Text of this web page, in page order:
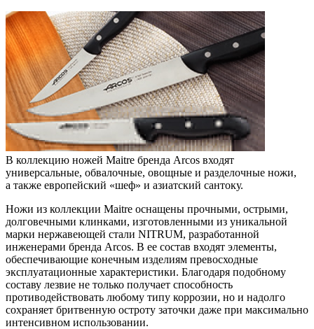
В коллекцию ножей Maitre бренда Arcos входят
универсальные, обвалочные, овощные и разделочные ножи,
а также европейский «шеф» и азиатский сантоку.
Ножи из коллекции Maitre оснащены прочными, острыми,
долговечными клинками, изготовленными из уникальной
марки нержавеющей стали NITRUM, разработанной
инженерами бренда Arcos. В ее состав входят элементы,
обеспечивающие конечным изделиям превосходные
эксплуатационные характеристики. Благодаря подобному
составу лезвие не только получает способность
противодействовать любому типу коррозии, но и надолго
сохраняет бритвенную остроту заточки даже при максимально
интенсивном использовании.